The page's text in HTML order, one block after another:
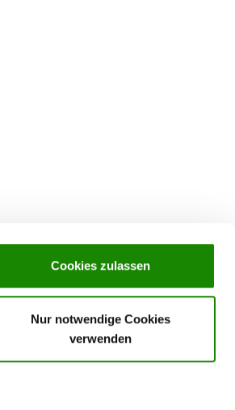
Cookies zulassen
Nur notwendige Cookies
verwenden